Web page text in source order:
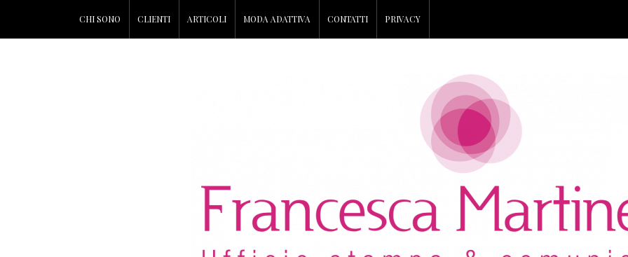
CHI SONO CLIENTI ARTICOLI MODA ADATTIVA CONTATTI PRIVACY